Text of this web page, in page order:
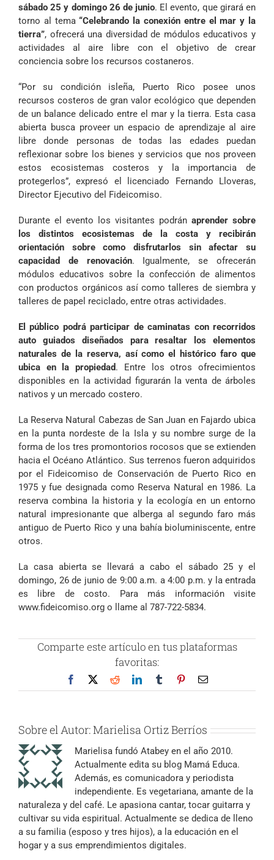
sábado 25 y domingo 26 de junio. El evento, que girará en
torno al tema“Celebrando la conexión entre el mar y la
tierra”, ofrecerá una diversidad de módulos educativos y
actividades al aire libre con el objetivo de crear
conciencia sobre los recursos costaneros.
“Por su condición isleña, Puerto Rico posee unos
recursos costeros de gran valor ecológico que dependen
de un balance delicado entre el mar y la tierra. Esta casa
abierta busca proveer un espacio de aprendizaje al aire
libre donde personas de todas las edades puedan
reflexionar sobre los bienes y servicios que nos proveen
estos ecosistemas costeros y la importancia de
protegerlos”, expresó el licenciado Fernando Lloveras,
Director Ejecutivo del Fideicomiso.
Durante el evento los visitantes podrán aprender sobre
los distintos ecosistemas
de la costa y recibirán
orientación sobre como disfrutarlos sin afectar su
capacidad de renovación. Igualmente, se ofrecerán
módulos educativos sobre la confección de alimentos
con productos orgánicos así como talleres de siembra y
talleres de papel reciclado, entre otras actividades.
El público podrá participar de caminatas con recorridos
auto guiados diseñados para resaltar los elementos
naturales de la reserva, así como el histórico faro que
ubica en la propiedad. Entre los otros ofrecimientos
disponibles en la actividad figurarán la venta de árboles
nativos y un mercado costero.
La Reserva Natural Cabezas de San Juan en Fajardo ubica
en la punta nordeste de la Isla y su nombre surge de la
forma de los tres promontorios rocosos que se extienden
hacia el Océano Atlántico. Sus terrenos fueron adquiridos
por el Fideicomiso de Conservación de Puerto Rico en
1975 y fue designada como Reserva Natural en 1986. La
reserva combina la historia y la ecología en un entorno
natural impresionante que alberga al segundo faro más
antiguo de Puerto Rico y una bahía bioluminiscente, entre
otros.
La casa abierta se llevará a cabo el sábado 25 y el
domingo, 26 de junio de 9:00 a.m. a 4:00 p.m. y la entrada
es libre de costo. Para más información visite
www.fideicomiso.org o llame al 787-722-5834.
Comparte este artículo en tus plataformas
favoritas:
Facebook RedditLinkedInTumblr PinterestCorreo
electrónico
Sobre el Autor:Marielisa Ortiz Berríos
Marielisa fundó Atabey en el año 2010.
Actualmente edita su blog Mamá Educa.
Además, es comunicadora y periodista
independiente. Es vegetariana, amante de la
naturaleza y del café. Le apasiona cantar, tocar guitarra y
cultivar su vida espiritual. Actualmente se dedica de lleno
a su familia (esposo y tres hijos), a la educación en el
hogar y a sus emprendimientos digitales.